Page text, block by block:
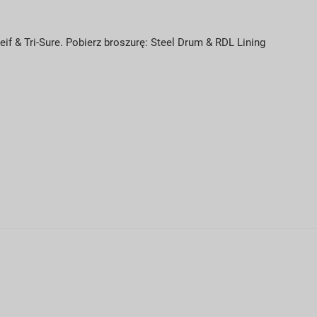
Tri-Sure. Pobierz broszurę: Steel Drum & RDL Lining